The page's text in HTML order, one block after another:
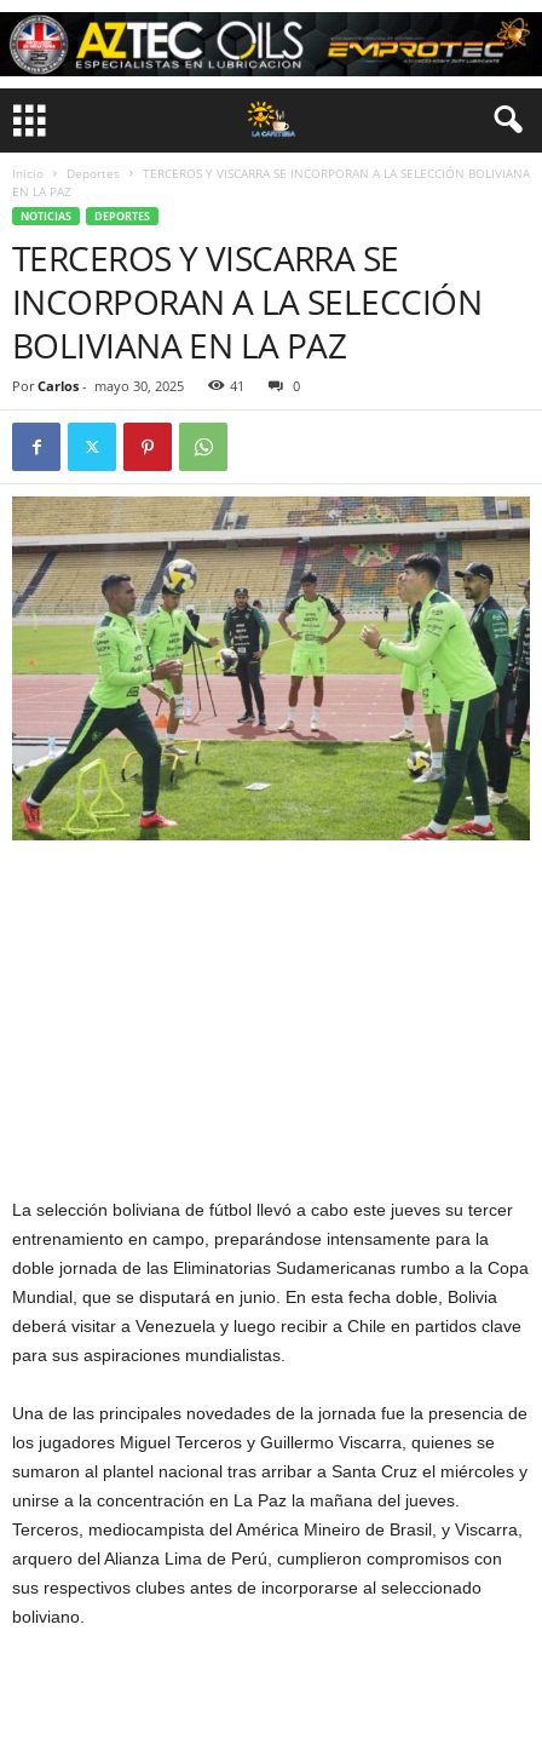
Inicio Deportes
TERCEROS Y VISCARRA SE INCORPORAN A LA SELECCIÓN BOLIVIANA
EN LA PAZ
NOTICIAS DEPORTES
TERCEROS Y VISCARRA SE
INCORPORAN A LA SELECCIÓN
BOLIVIANA EN LA PAZ
Por Carlos - mayo 30, 2025 41 0
La selección boliviana de fútbol llevó a cabo este jueves su tercer
entrenamiento en campo, preparándose intensamente para la
doble jornada de las Eliminatorias Sudamericanas rumbo a la Copa
Mundial, que se disputará en junio. En esta fecha doble, Bolivia
deberá visitar a Venezuela y luego recibir a Chile en partidos clave
para sus aspiraciones mundialistas.
Una de las principales novedades de la jornada fue la presencia de
los jugadores Miguel Terceros y Guillermo Viscarra, quienes se
sumaron al plantel nacional tras arribar a Santa Cruz el miércoles y
unirse a la concentración en La Paz la mañana del jueves.
Terceros, mediocampista del América Mineiro de Brasil, y Viscarra,
arquero del Alianza Lima de Perú, cumplieron compromisos con
sus respectivos clubes antes de incorporarse al seleccionado
boliviano.